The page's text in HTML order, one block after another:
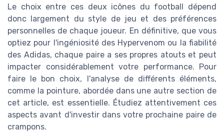
Le choix entre ces deux icônes du football dépend
donc largement du style de jeu et des préférences
personnelles de chaque joueur. En définitive, que vous
optiez pour l'ingéniosité des Hypervenom ou la fiabilité
des Adidas, chaque paire a ses propres atouts et peut
impacter considérablement votre performance. Pour
faire le bon choix, l'analyse de différents éléments,
comme la pointure, abordée dans une autre section de
cet article, est essentielle. Étudiez attentivement ces
aspects avant d'investir dans votre prochaine paire de
crampons.